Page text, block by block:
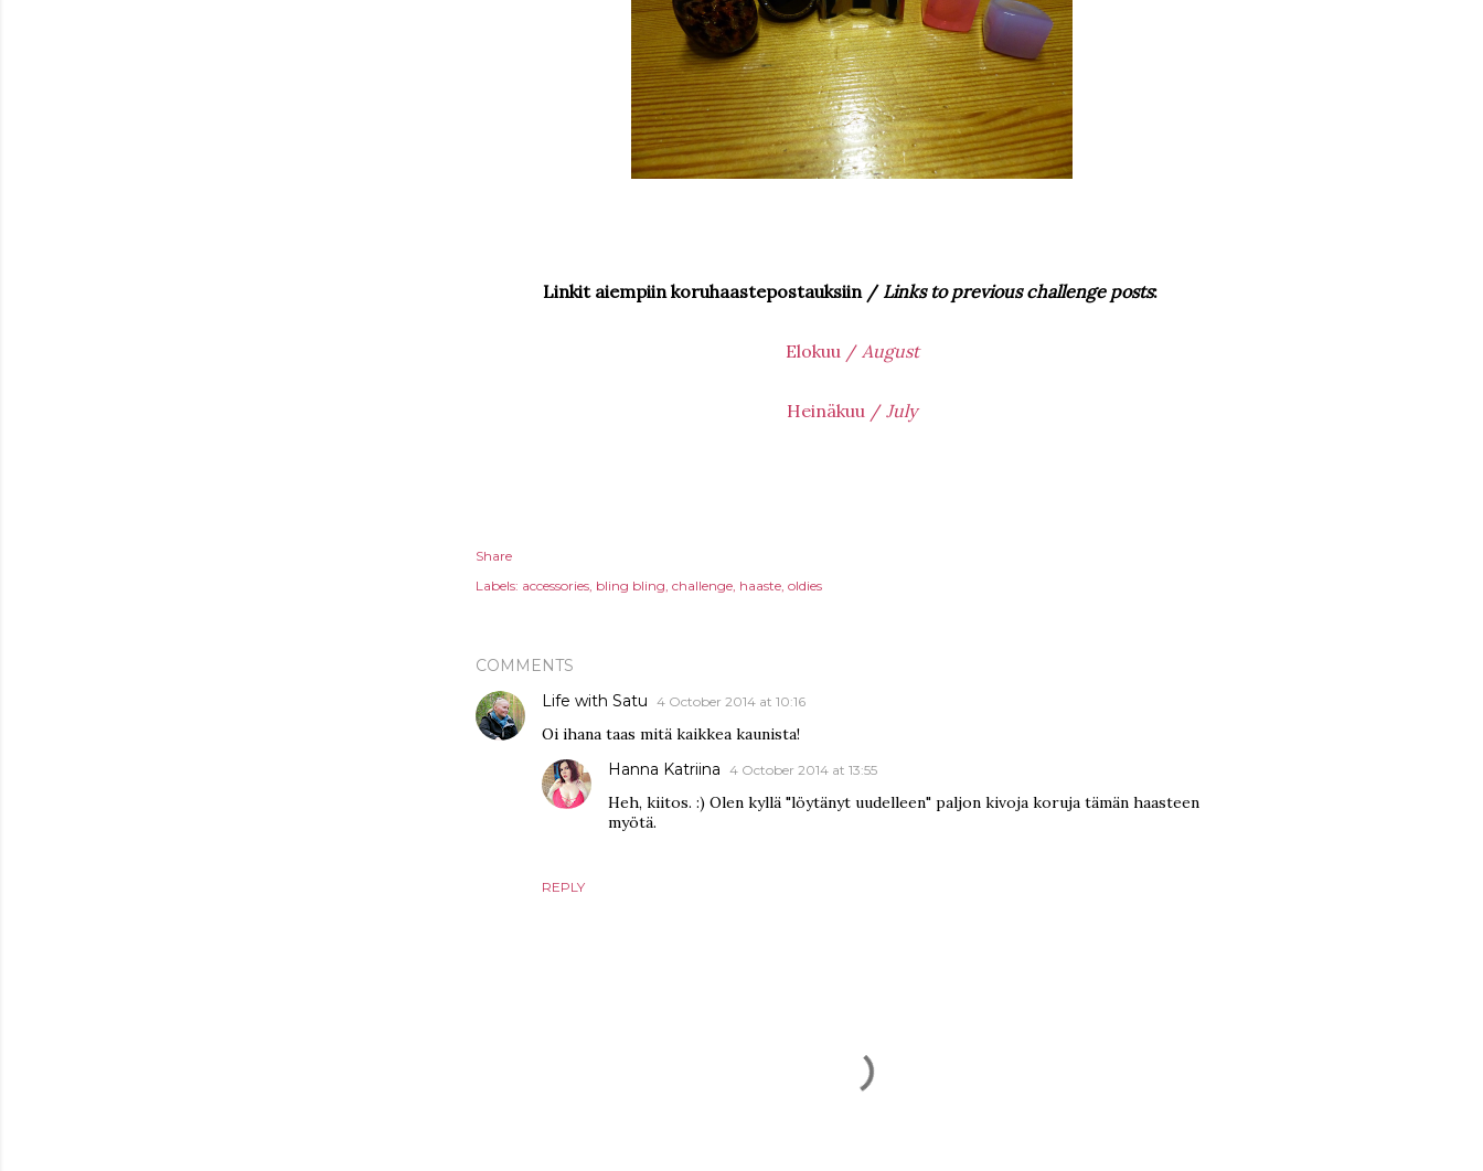
Linkit aiempiin koruhaastepostauksiin / Links to previous challenge posts:
Elokuu / August
Heinäkuu / July
Share
Labels: accessories bling bling challenge haaste oldies
COMMENTS
Life with Satu 4 October 2014 at 10:16
Oi ihana taas mitä kaikkea kaunista!
REPLY
Hanna Katriina 4 October 2014 at 13:55
Heh, kiitos. :) Olen kyllä "löytänyt uudelleen" paljon kivoja koruja tämän haasteen
myötä.